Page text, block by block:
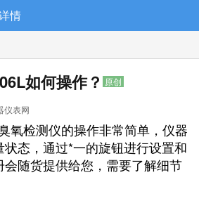
情
如何操作？ 原创
仪表网
氧检测仪的操作非常简单，仪器
态，通过*一的旋钮进行设置和
随货提供给您，需要了解细节